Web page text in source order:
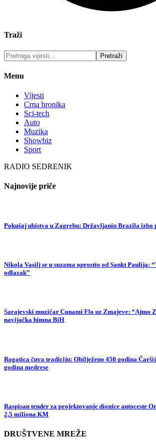
Traži
Menu
Vijesti
Crna hronika
Sci-tech
Auto
Muzika
Showbiz
Sport
RADIO SEDRENIK
Najnovije priče
Pokušaj ubistva u Zagrebu: Državljanin Brazila izbo
Nikola Vasilj se u suzama oprostio od Sankt Paulija:
odlazak”
Sarajevski muzičar Cunami Flo uz Zmajeve: “Ajmo
navijačka himna BiH
Rogatica čuva tradiciju: Obilježeno 450 godina
godina medrese
Raspisan tender za projektovanje dionice autoceste
2,5 miliona KM
DRUŠTVENE MREŽE